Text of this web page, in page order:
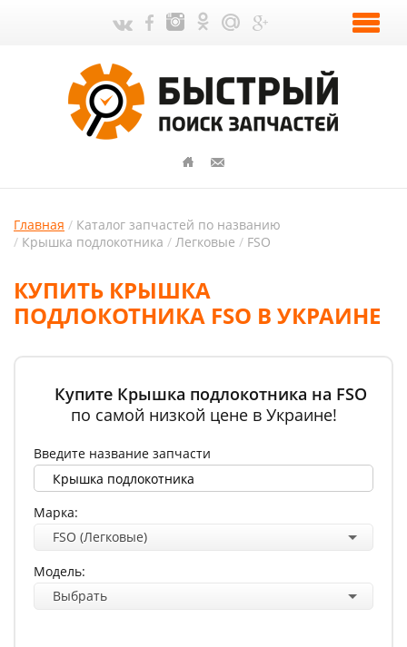
Главная
Каталог запчастей по названию
Крышка подлокотника
Легковые FSO
КУПИТЬ КРЫШКА
ПОДЛОКОТНИКА FSO В УКРАИНЕ
Купите Крышка подлокотника на FSO
по самой низкой цене в Украине!
Введите название запчасти
Марка:
FSO (Легковые)
Модель:
Выбрать